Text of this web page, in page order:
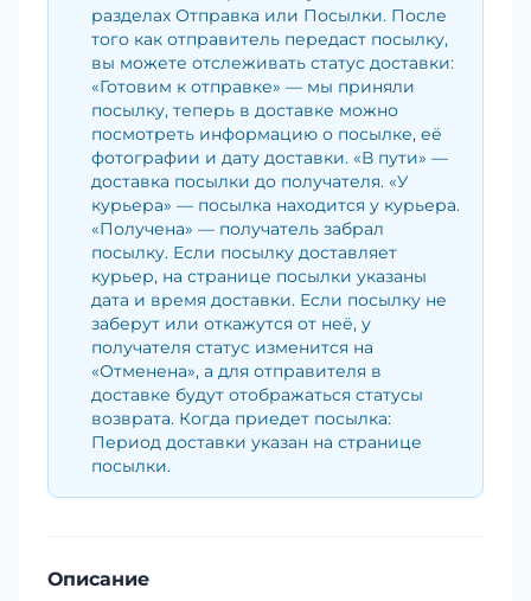
разделах Отправка или Посылки. После
того как отправитель передаст посылку,
вы можете отслеживать статус доставки:
«Готовим к отправке» — мы приняли
посылку, теперь в доставке можно
посмотреть информацию о посылке, её
фотографии и дату доставки. «В пути» —
доставка посылки до получателя. «У
курьера» — посылка находится у курьера.
«Получена» — получатель забрал
посылку. Если посылку доставляет
курьер, на странице посылки указаны
дата и время доставки. Если посылку не
заберут или откажутся от неё, у
получателя статус изменится на
«Отменена», а для отправителя в
доставке будут отображаться статусы
возврата. Когда приедет посылка:
Период доставки указан на странице
посылки.
Описание